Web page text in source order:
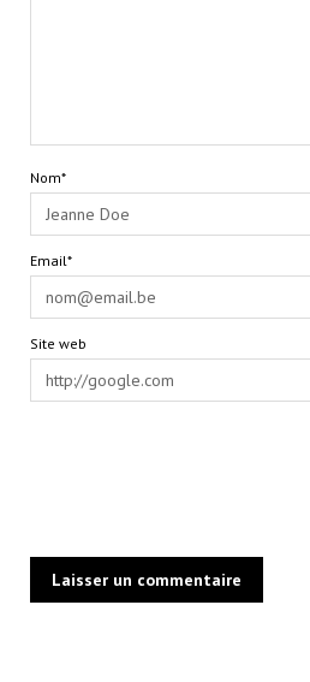
Nom*
Email*
Site web